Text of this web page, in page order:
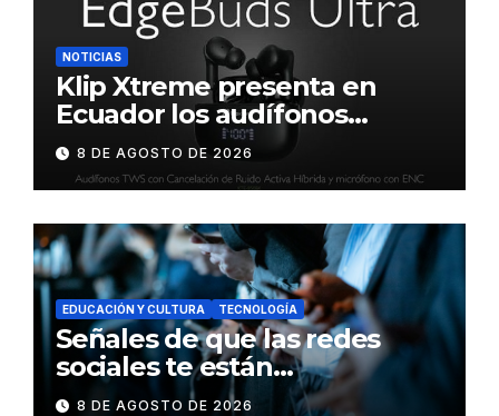
NOTICIAS
Klip Xtreme presenta en
Ecuador los audífonos
DynaBuds con sonido
inteligente y control táctil
8 DE AGOSTO DE 2026
EDUCACIÓN Y CULTURA TECNOLOGÍA
Señales de que las redes
sociales te están
consumiendo
8 DE AGOSTO DE 2026